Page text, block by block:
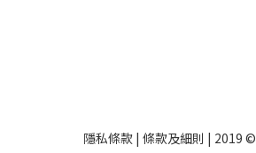
隱私條款 | 條款及細則 | 2019